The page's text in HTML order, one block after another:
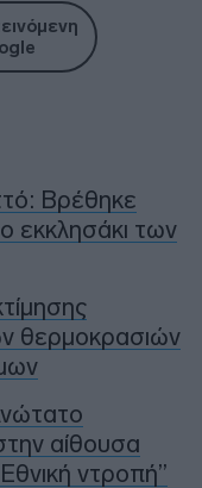
Βρέθηκε
εκκλησάκι των
θερμοκρασιών
αίθουσα
ντροπή”